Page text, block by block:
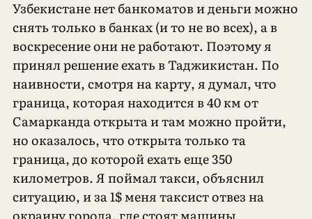
Узбекистане нет банкоматов и деньги можно
снять только в банках (и то не во всех), а в
воскресение они не работают. Поэтому я
принял решение ехать в Таджикистан. По
наивности, смотря на карту, я думал, что
граница, которая находится в 40 км от
Самарканда открыта и там можно пройти,
но оказалось, что открыта только та
граница, до которой ехать еще 350
километров. Я поймал такси, объяснил
ситуацию, и за 1$ меня таксист отвез на
окраину города, где стоят машины